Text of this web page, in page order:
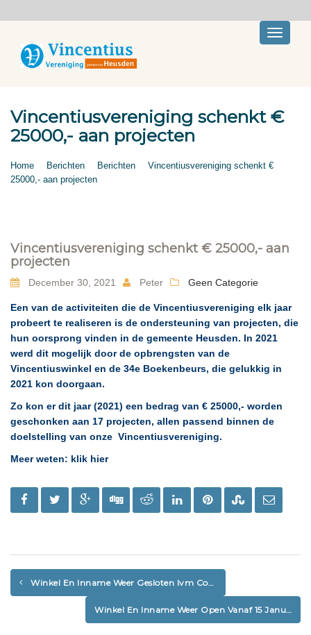
Toggle
Vincentiusvereniging schenkt €
25000,- aan projecten
Home Berichten Berichten
Vincentiusvereniging schenkt €
25000,- aan projecten
Vincentiusvereniging schenkt € 25000,- aan
projecten
December 30, 2021 Peter Geen Categorie
Een van de activiteiten die de Vincentiusvereniging elk jaar
probeert te realiseren is de ondersteuning van projecten, die
hun oorsprong vinden in de gemeente Heusden. In 2021
werd dit mogelijk door de opbrengsten van de
Vincentiuswinkel en de 34e Boekenbeurs, die gelukkig in
2021 kon doorgaan.
Zo kon er dit jaar (2021) een bedrag van € 25000,- worden
geschonken aan 17 projecten, allen passend binnen de
doelstelling van onze Vincentiusvereniging.
Meer weten: klik hier
Winkel En Inname Weer Gesloten Ivm Coronamaatregelen
Winkel En Inname Weer Open Vanaf 15 Januari 2022